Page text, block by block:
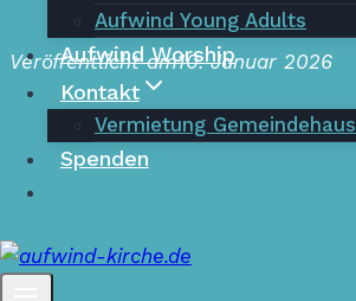
Aufwind Young Adults
Aufwind Worship
Kontakt
Vermietung Gemeindehaus
Spenden
Veröffentlicht am10. Januar 2026